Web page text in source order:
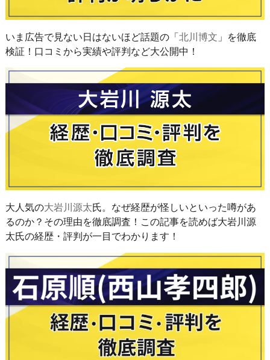
いま広告で見ない日はないほど話題の「北川博文 」を徹底
検証！口コミから実績や評判など大公開中！
大人気の大岩川源太氏。なぜ経歴が怪しいといった噂があ
るのか？その理由を徹底調査！この記事を読めば大岩川源
太氏の経歴・評判が一目でわかります！